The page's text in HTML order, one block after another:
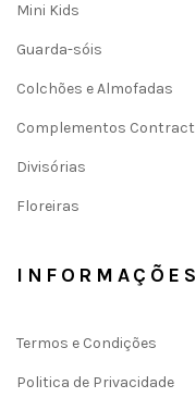
Mini Kids
Guarda-sóis
Colchões e Almofadas
Complementos Contract
Divisórias
Floreiras
INFORMAÇÕES
Termos e Condições
Politica de Privacidade